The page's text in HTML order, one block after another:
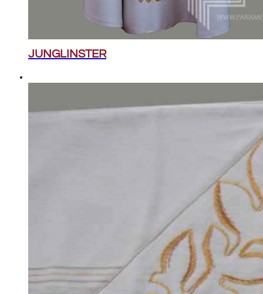
JUNGLINSTER